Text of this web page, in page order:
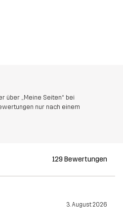
über „Meine Seiten“ bei
nur nach einem
129 Bewertungen
3. August 2026